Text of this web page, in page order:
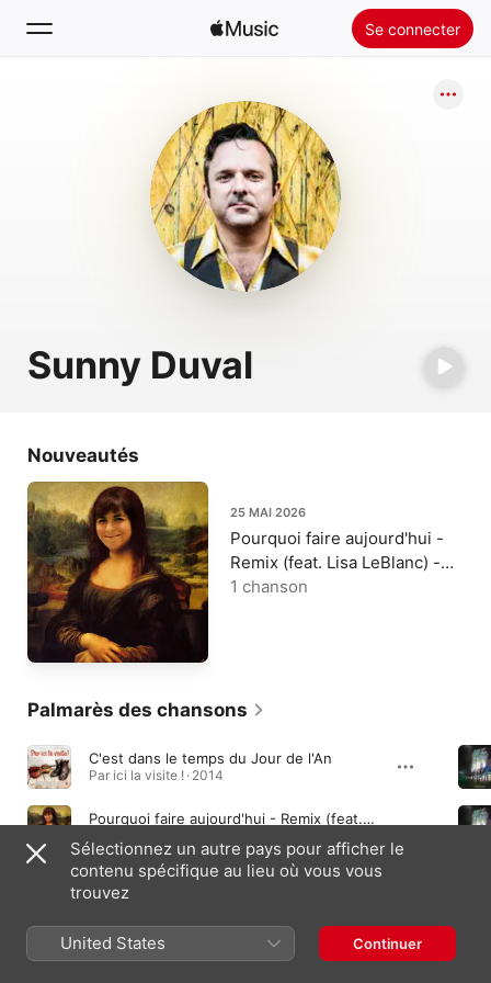
Se connecter
Nouveautés
Installer Apple Music
Sunny Duval
Nouveautés
25 MAI 2026
Pourquoi faire aujourd'hui -
Remix (feat. Lisa LeBlanc) -
Single
1 chanson
Palmarès des chansons
C'est dans le temps du Jour de l'An
Par ici la visite ! · 2014
Pourquoi faire aujourd'hui - Remix (feat. Lisa LeBlanc)
Jump in the Water Saute dans l'Eau
Sélectionnez un autre pays pour afficher le
contenu spécifique au lieu où vous vous
trouvez
United States Continuer